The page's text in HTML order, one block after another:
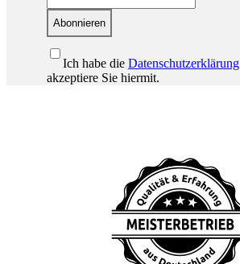
Abonnieren
Ich habe die Datenschutzerklärung
akzeptiere Sie hiermit.